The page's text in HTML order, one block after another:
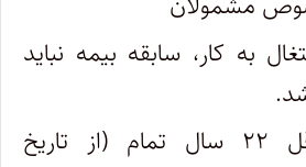
به کار، سابقه بیمه نباید
۱۱. داشتن حداقل ۲۲ سال تمام (از تاریخ